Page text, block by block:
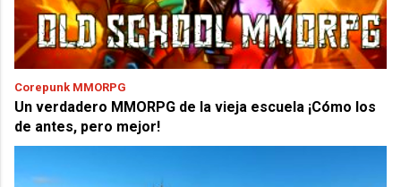
Corepunk MMORPG
Un verdadero MMORPG de la vieja escuela ¡Cómo los
de antes, pero mejor!